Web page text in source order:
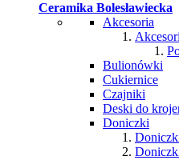
Ceramika Bolesławiecka
Akcesoria
Bulionówki
Cukiernice
Czajniki
Deski do
Doniczki